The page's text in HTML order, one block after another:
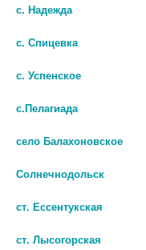
Общество с
«Ставропольские
Общество с
с. Надежда
с. Спицевка
с. Успенское
с.Пелагиада
село Балахоновское
Солнечнодольск
ст. Ессентукская
ст. Лысогорская